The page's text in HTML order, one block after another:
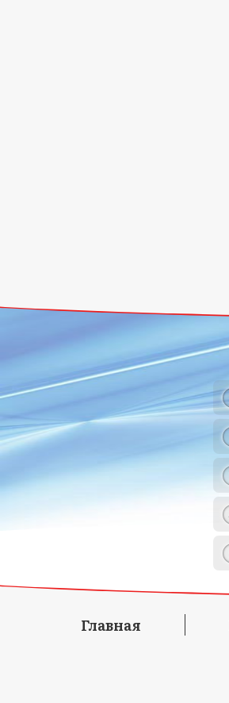
Главная